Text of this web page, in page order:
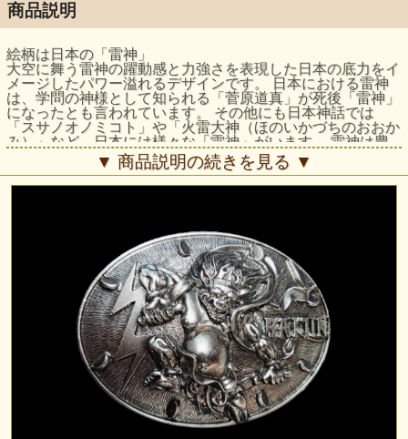
商品説明
絵柄は日本の「雷神」
大空に舞う雷神の躍動感と力強さを表現した日本の底力をイ
メージしたパワー溢れるデザインです。 日本における雷神
は、学問の神様として知られる「菅原道真」が死後「雷神」
になったとも言われています。 その他にも日本神話では
「スサノオノミコト」や「火雷大神（ほのいかづちのおおか
み）」など、日本には様々な「雷神」がいます。 雷神は豊
穣の神とも言われており、民間信仰の神としても崇められて
▼ 商品説明の続きを見る ▼